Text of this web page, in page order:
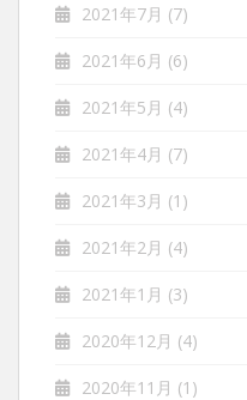
2021年7月 (7)
2021年6月 (6)
2021年5月 (4)
2021年4月 (7)
2021年3月 (1)
2021年2月 (4)
2021年1月 (3)
2020年12月 (4)
2020年11月 (1)